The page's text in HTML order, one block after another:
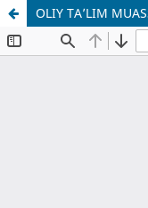
OLIY TA’LIM